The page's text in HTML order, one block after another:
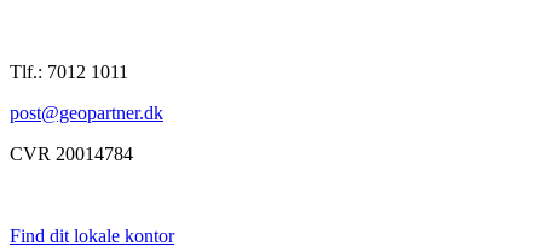
Tlf.: 7012 1011
post@geopartner.dk
CVR 20014784
Find dit lokale kontor